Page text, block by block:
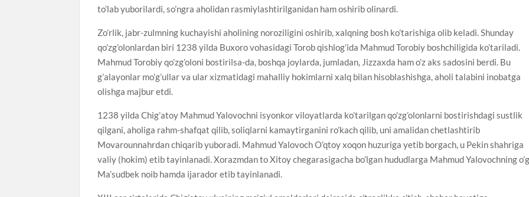
to’lab yuborilardi, so’ngra aholidan rasmiylashtirilganidan ham oshirib olinardi.
Zo’rlik, jabr-zulmning kuchayishi aholining noroziligini oshirib, xalqning bosh ko’tarishiga olib keladi. Shunday
qo’zg’olonlardan biri 1238 yilda Buxoro vohasidagi Torob qishlog’ida Mahmud Torobiy boshchiligida ko’tariladi.
Mahmud Torobiy qo’zg’oloni bostirilsa-da, boshqa joylarda, jumladan, Jizzaxda ham o’z aks sadosini berdi. Bu
g’alayonlar mo’g’ullar va ular xizmatidagi mahalliy hokimlarni xalq bilan hisoblashishga, aholi talabini inobatga
olishga majbur etdi.
1238 yilda Chig’atoy Mahmud Yalovochni isyonkor viloyatlarda ko’tarilgan qo’zg’olonlarni bostirishdagi sustlik
qilgani, aholiga rahm-shafqat qilib, soliqlarni kamaytirganini ro’kach qilib, uni amalidan chetlashtirib
Movarounnahrdan chiqarib yuboradi. Mahmud Yalovoch O’qtoy xoqon huzuriga yetib borgach, u Pekin shahriga
valiy (hokim) etib tayinlanadi. Xorazmdan to Xitoy chegarasigacha bo’lgan hududlarga Mahmud Yalovochning
Ma’sudbek noib hamda ijarador etib tayinlanadi.